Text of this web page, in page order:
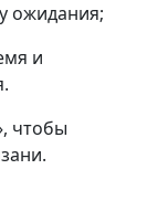
ожидания;
и
чтобы